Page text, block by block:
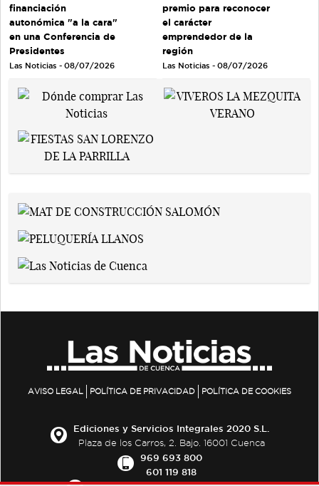
financiación
autonómica "a la cara"
en una Conferencia de
Presidentes
Las Noticias - 08/07/2026
premio para reconocer
el carácter
emprendedor de la
región
Las Noticias - 08/07/2026
AVISO LEGAL POLÍTICA DE PRIVACIDAD POLÍTICA DE COOKIES
Ediciones y Servicios Integrales 2020 S.L.
Plaza de los Carros, 2. Bajo. 16001 Cuenca
969 693 800
601 119 818